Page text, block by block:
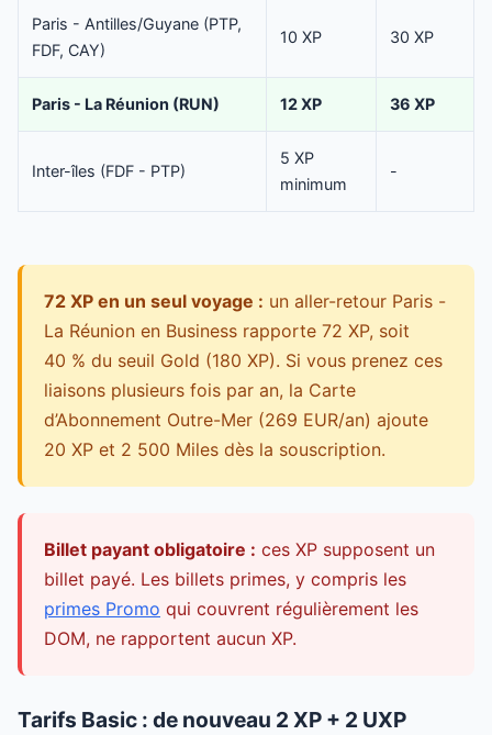
Paris - Antilles/Guyane (PTP,
FDF, CAY)
10 XP 30 XP
Paris - La Réunion (RUN) 12 XP 36 XP
Inter-îles (FDF - PTP)
5 XP
minimum
-
72 XP en un seul voyage : un aller-retour Paris -
La Réunion en Business rapporte 72 XP, soit
40 % du seuil Gold (180 XP). Si vous prenez ces
liaisons plusieurs fois par an, la Carte
d’Abonnement Outre-Mer (269 EUR/an) ajoute
20 XP et 2 500 Miles dès la souscription.
Billet payant obligatoire : ces XP supposent un
billet payé. Les billets primes, y compris les
primes Promo qui couvrent régulièrement les
DOM, ne rapportent aucun XP.
Tarifs Basic : de nouveau 2 XP + 2 UXP